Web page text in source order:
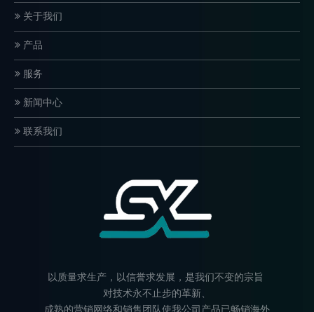
关于我们
产品
服务
新闻中心
联系我们
以质量求生产，以信誉求发展，是我们不变的宗旨
对技术永不止步的革新、
成熟的营销网络和销售团队使我公司产品已畅销海外